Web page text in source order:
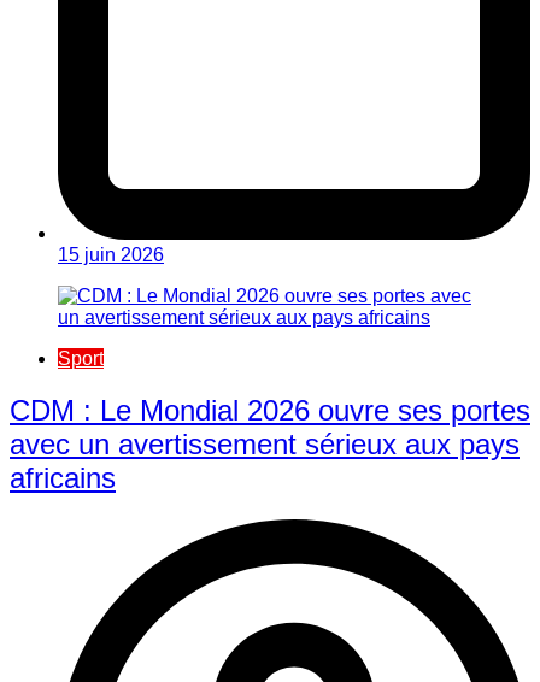
15 juin 2026
Sport
CDM : Le Mondial 2026 ouvre ses portes
avec un avertissement sérieux aux pays
africains